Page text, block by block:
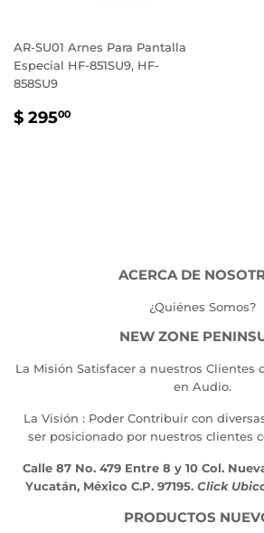
AR-SU01 Arnes Para Pantalla
Especial HF-851SU9, HF-
858SU9
PRECIO
$ 29500
ACERCA DE
¿Quiénes Somos?
NEW ZONE
La Misión Satisfacer a nuestros Clientes
en Audio.
La Visión : Poder Contribuir con
ser posicionado por nuestros clientes
Calle 87 No. 479 Entre 8 y 10 Col.
Yucatán, México C.P. 97195. Click
PRODUCTOS